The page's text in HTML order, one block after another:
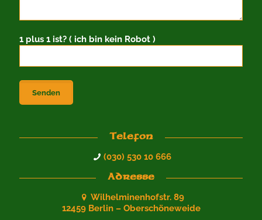
1 plus 1 ist? ( ich bin kein Robot )
Telefon
(030) 530 10 666
Adresse
Wilhelminenhofstr. 89
12459 Berlin – Oberschöneweide